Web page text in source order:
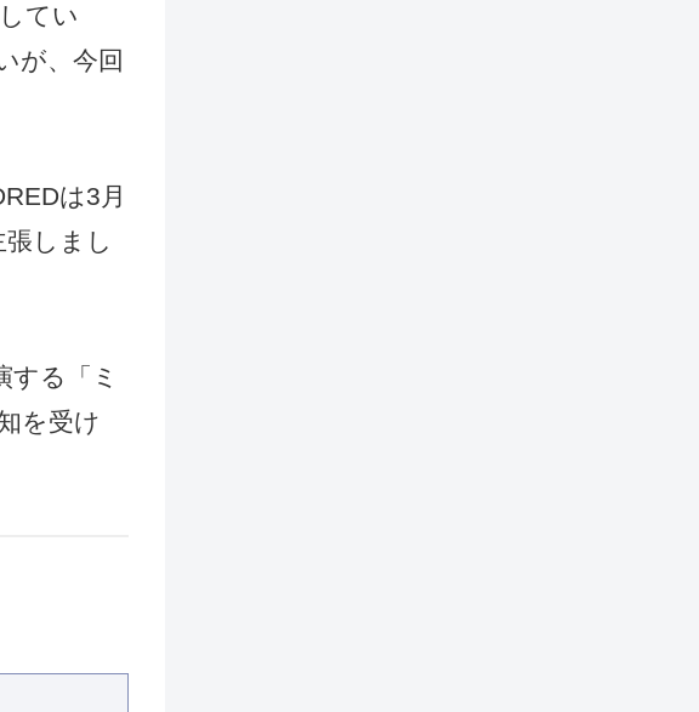
てい
が、今回
は3月
しまし
る「ミ
を受け